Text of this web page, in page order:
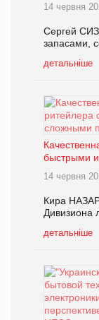
14 червня
Сергей
запасами,
детальніше
быстрыми
14 червня
Кира
Дивизиона
детальніше